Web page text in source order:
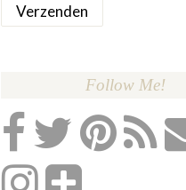
Follow Me!